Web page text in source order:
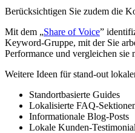
Berücksichtigen Sie zudem die
Mit dem „Share of Voice”
Keyword-Gruppe, mit der Sie
Performance und vergleichen sie
Weitere Ideen für stand-out
Standortbasierte Guides
Lokalisierte FAQ-
Informationale Blog-Posts
Lokale Kunden-